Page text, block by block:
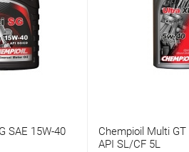
SAE 15W-40
Chempioil Multi GT
API SL/CF 5L